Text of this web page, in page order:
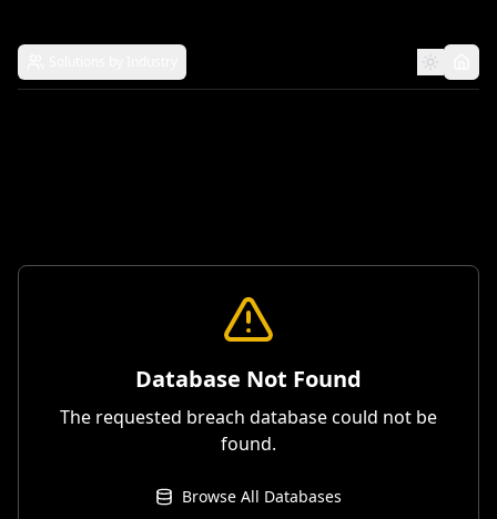
Database Not Found
The requested breach database could not be
found.
Browse All Databases